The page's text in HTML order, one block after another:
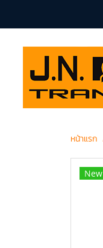
หน้าแรก
New